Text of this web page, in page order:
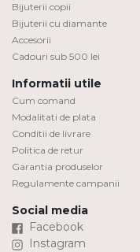
Bijuterii copii
Bijuterii cu diamante
Accesorii
Cadouri sub 500 lei
Informatii utile
Cum comand
Modalitati de plata
Conditii de livrare
Politica de retur
Garantia produselor
Regulamente campanii
Social media
Facebook
Instagram